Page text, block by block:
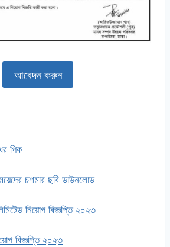
আবেদন করুন
পিক
চশমার ছবি ডাউনলোড
নিয়োগ বিজ্ঞপ্তি ২০২৩
বিজ্ঞপ্তি ২০২৩